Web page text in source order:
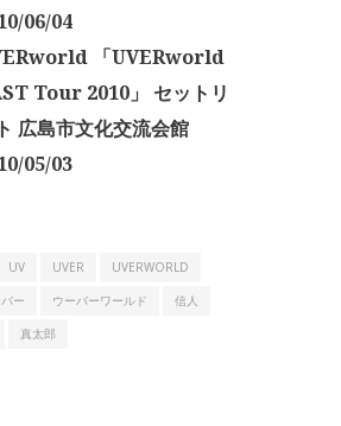
06/04
「UVERworld
Tour 2010」 セットリ
広島市文化交流会館
05/03
UV UVER
UVERWORLD
ー ウーバーワールド
信人
真太郎